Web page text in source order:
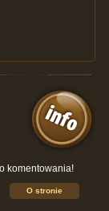
komentowania!
O stronie